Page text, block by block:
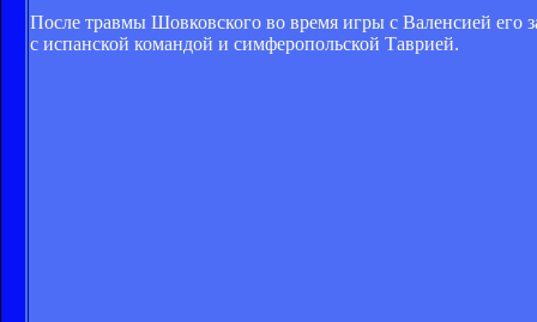
После травмы Шовковского во время игры с Валенсией
с испанской командой и симферопольской Таврией.